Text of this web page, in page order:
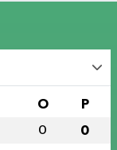
O P
0 0